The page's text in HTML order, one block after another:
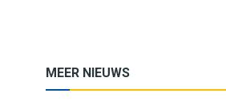
MEER NIEUWS